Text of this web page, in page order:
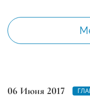
06 Июня 2017